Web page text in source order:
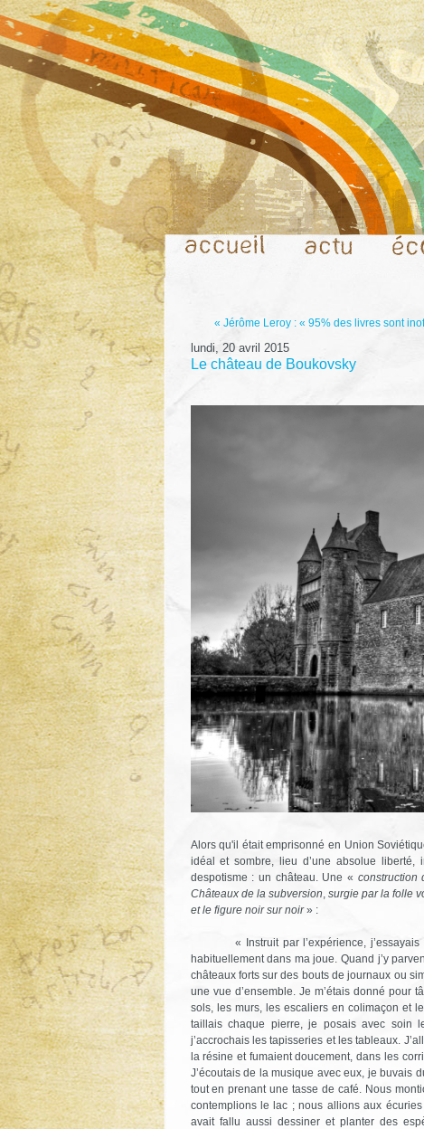
« Jérôme Leroy : « 95% des livres sont
lundi, 20 avril 2015
Le château de Boukovsky
Alors qu'il était emprisonné en Union
idéal et sombre, lieu d’une absolue liberté,
despotisme : un château. Une « construction
Châteaux de la subversion surgie par la folle
et le figure noir sur noir» :
« Instruit par l’expérience, j’essayais
habituellement dans ma joue. Quand j’y
châteaux forts sur des bouts de journaux ou
une vue d’ensemble. Je m’étais donné pour
sols, les murs, les escaliers en colimaçon et
taillais chaque pierre, je posais avec soin
j’accrochais les tapisseries et les tableaux.
la résine et fumaient doucement, dans les
J’écoutais de la musique avec eux, je buvais
tout en prenant une tasse de café. Nous
contemplions le lac ; nous allions aux
avait fallu aussi dessiner et planter des